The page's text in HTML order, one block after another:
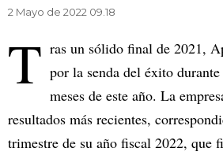
2 Mayo de 2022 09.18
T ras un sólido final de 2021,
por la senda del éxito
meses de este año. La
resultados más recientes,
trimestre de su año fiscal 2022, que